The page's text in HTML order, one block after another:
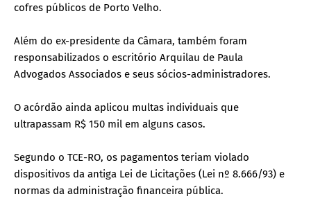
cofres públicos de Porto Velho.
Além do ex-presidente da Câmara, também foram
responsabilizados o escritório Arquilau de Paula
Advogados Associados e seus sócios-administradores.
O acórdão ainda aplicou multas individuais que
ultrapassam R$ 150 mil em alguns casos.
Segundo o TCE-RO, os pagamentos teriam violado
dispositivos da antiga Lei de Licitações (Lei nº 8.666/93) e
normas da administração financeira pública.